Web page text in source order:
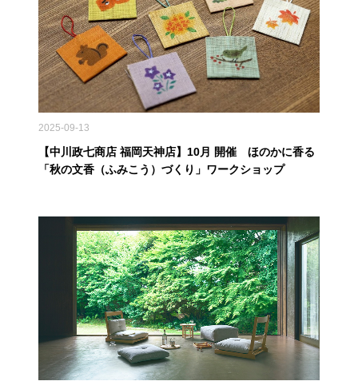
2025-09-13
【中川政七商店 福岡天神店】10月 開催 ほのかに香る
「秋の文香（ふみこう）づくり」ワークショップ